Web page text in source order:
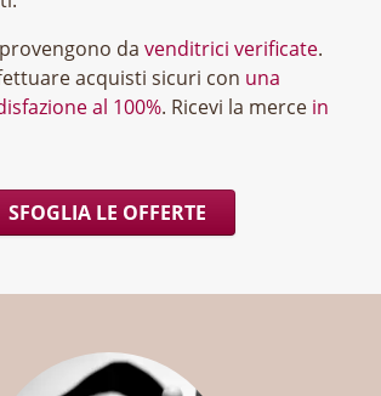
da venditrici verificate.
acquisti sicuri con una
al 100%. Ricevi la merce in
SFOGLIA LE OFFERTE